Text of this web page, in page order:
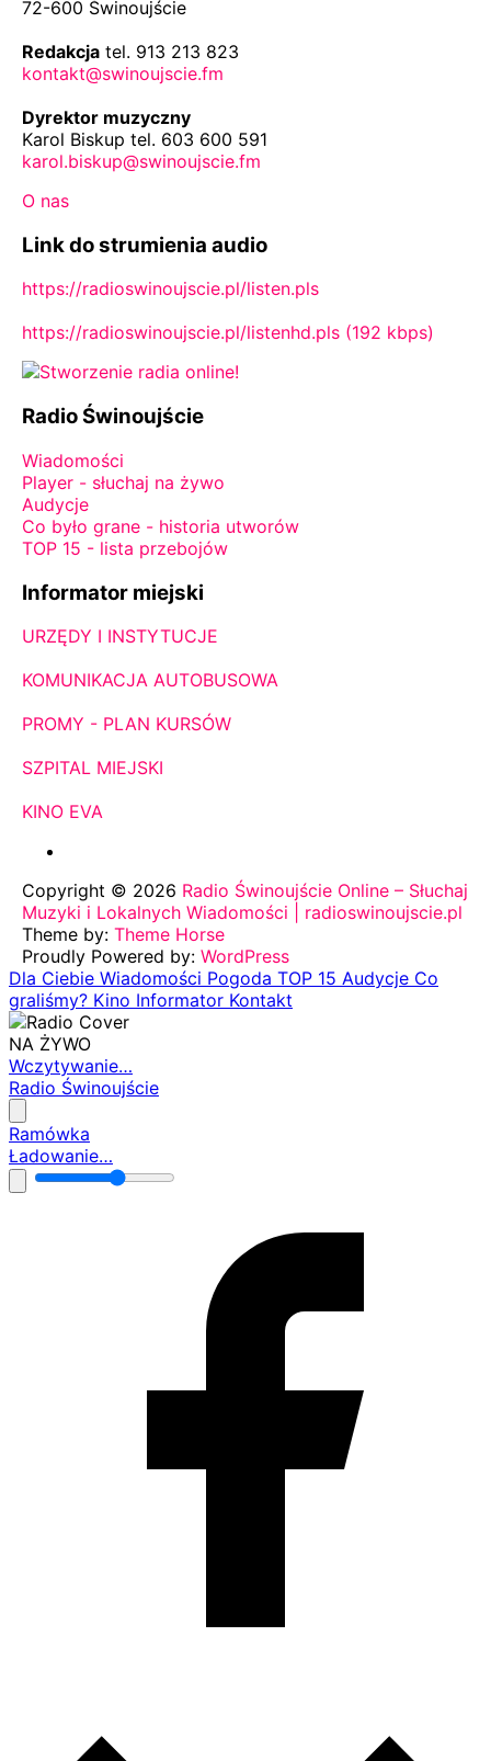
72-600 Świnoujście
Redakcja tel. 913 213 823
kontakt@swinoujscie.fm
Dyrektor muzyczny
Karol Biskup tel. 603 600 591
karol.biskup@swinoujscie.fm
O nas
Link do strumienia audio
https://radioswinoujscie.pl/listen.pls
https://radioswinoujscie.pl/listenhd.pls (192 kbps)
Radio Świnoujście
Wiadomości
Player - słuchaj na żywo
Audycje
Co było grane - historia utworów
TOP 15 - lista przebojów
Informator miejski
URZĘDY I INSTYTUCJE
KOMUNIKACJA AUTOBUSOWA
PROMY - PLAN KURSÓW
SZPITAL MIEJSKI
KINO EVA
Copyright © 2026 Radio Świnoujście Online – Słuchaj
Muzyki i Lokalnych Wiadomości | radioswinoujscie.pl
Theme by: Theme Horse
Proudly Powered by: WordPress
Dla Ciebie Wiadomości Pogoda TOP 15 Audycje Co
graliśmy? Kino Informator Kontakt
NA ŻYWO
Wczytywanie…
Radio Świnoujście
Ramówka
Ładowanie…